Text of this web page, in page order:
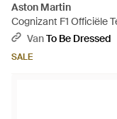
Aston Martin
Cognizant F1 Officiële
Mannelijke Witte Pet -
VanTo Be Dressed
SALE